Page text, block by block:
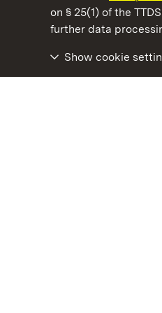
on § 25(1) of the
further data
Show cookie
State Palaces